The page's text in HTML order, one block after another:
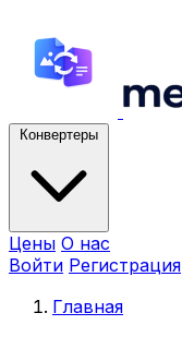
Конвертеры
Цены О нас
Войти Регистрация
Главная